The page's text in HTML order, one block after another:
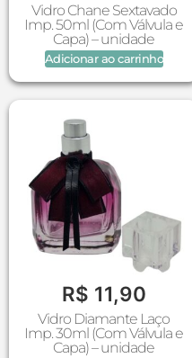
Vidro Chane Sextavado
Imp. 50ml (Com Válvula e
Capa) – unidade
Adicionar ao carrinho
R$ 11,90
Vidro Diamante Laço
Imp. 30ml (Com Válvula e
Capa) – unidade